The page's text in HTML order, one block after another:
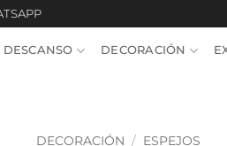
DESCANSO DECORACIÓN
DECORACIÓN / ESPEJOS